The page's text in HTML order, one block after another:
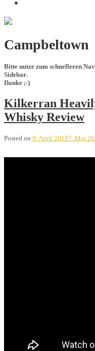
Campbeltown
Bitte nutze zum schnelleren
Sidebar.
Danke ;-)
Kilkerran
Whisky Review
Posted on 9. April 20197. Mai